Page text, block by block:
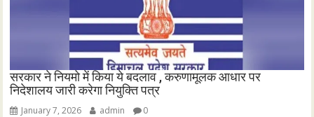
सरकार ने नियमो में किया ये बदलाव , करुणामूलक आधार पर
निदेशालय जारी करेगा नियुक्ति पत्र
January 7, 2026 admin 0